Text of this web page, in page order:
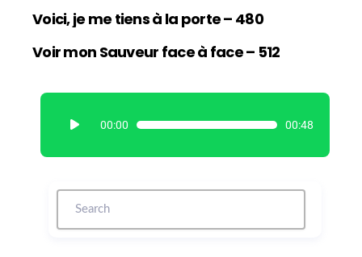
Voici, je me tiens à la porte – 480
Voir mon Sauveur face à face – 512
c
e
r
00:00 00:48